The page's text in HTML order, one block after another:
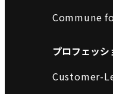
Commune
プロフェッシ
Customer-